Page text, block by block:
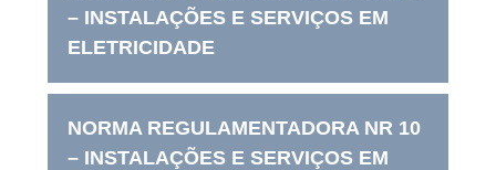
– INSTALAÇÕES E SERVIÇOS EM
ELETRICIDADE
NORMA REGULAMENTADORA NR 10
– INSTALAÇÕES E SERVIÇOS EM